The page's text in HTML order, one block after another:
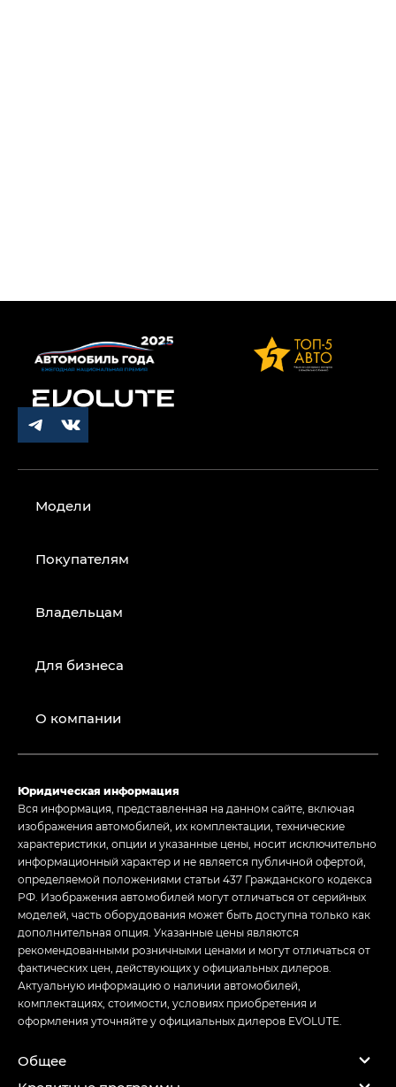
Модели
Покупателям
Владельцам
Для бизнеса
О компании
Юридическая информация
Вся информация, представленная на данном сайте, включая
изображения автомобилей, их комплектации, технические
характеристики, опции и указанные цены, носит исключительно
информационный характер и не является публичной офертой,
определяемой положениями статьи 437 Гражданского кодекса
РФ. Изображения автомобилей могут отличаться от серийных
моделей, часть оборудования может быть доступна только как
дополнительная опция. Указанные цены являются
рекомендованными розничными ценами и могут отличаться от
фактических цен, действующих у официальных дилеров.
Актуальную информацию о наличии автомобилей,
комплектациях, стоимости, условиях приобретения и
оформления уточняйте у официальных дилеров EVOLUTE.
Общее